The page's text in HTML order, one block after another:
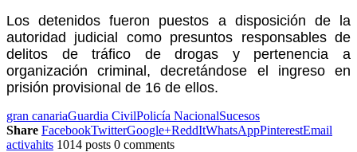
Los detenidos fueron puestos a disposición de la
autoridad judicial como presuntos responsables de
delitos de tráfico de drogas y pertenencia a
organización criminal, decretándose el ingreso en
prisión provisional de 16 de ellos.
gran canariaGuardia CivilPolicía NacionalSucesos
Share FacebookTwitterGoogle+ReddItWhatsAppPinterestEmail
activahits 1014 posts 0 comments